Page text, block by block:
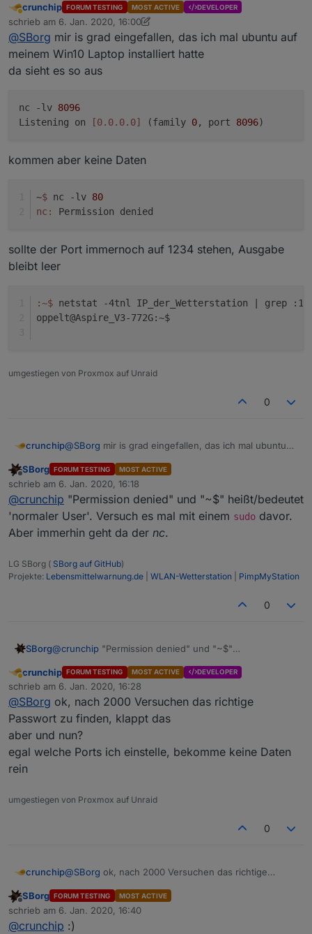
mit dazu geschrieben MotioneyeOS
Habe ich schon gelesen :)
Aber gerade da weiß man nie was alles installiert ist,
von wegen "ich habe keine Wetterstation"]), aber waren
alle deine Tests(-geräte) immer per WLAN
bei dir schon nicht mal der
Aber auch auf dein Motioneye kannst du normalerweise
noch Software installieren. Das
Abwesend
crunchip FORUM TESTING MOST ACTIVE DEVELOPER
schrieb am 6. Jan. 2020, 16:00
zuletzt editiert von crunchip1. Juni 2020, 17:09
@SBorg mir is grad eingefallen, das ich mal ubuntu auf
meinem Win10 Laptop installiert hatte
da sieht es so aus
nc -lv 8096
Listening on
[0.0.0.0] (family 0, port 8096
kommen aber keine Daten
~$ nc -lv 80
nc:
Permission denied
sollte der Port immernoch auf 1234 stehen, Ausgabe
bleibt leer
:~$ netstat -4tnl IP_der_Wetterstation
| grep
oppelt@Aspire_V3-772G:~$
umgestiegen von Proxmox auf Unraid
0
crunchip@SBorg mir is grad eingefallen, das ich mal ubuntu
da sieht es so aus
nc -lv 8096
kommen aber keine Daten
bleibt leer
:~$ netstat -4tnl IP_der_Wetterstation |
Offline
SBorg FORUM TESTING MOST ACTIVE
schrieb am 6. Jan. 2020, 16:18
zuletzt editiert von
@crunchip "Permission denied" und "~$" heißt/bedeutet
'normaler User'. Versuch es mal mit einem sudo davor.
Aber immerhin geht da der nc.
LG SBorg ( SBorg auf GitHub)
Projekte: Lebensmittelwarnung.de WLAN-Wetterstation PimpMyStation
0
SBorg@crunchip "Permission denied" und "~$"
einemsudodavor.
Aber immerhin geht da der
Abwesend
crunchip FORUM TESTING MOST ACTIVE DEVELOPER
schrieb am 6. Jan. 2020, 16:28
zuletzt editiert von
@SBorg ok, nach 2000 Versuchen das richtige
Passwort zu finden, klappt das
aber und nun?
egal welche Ports ich einstelle, bekomme keine Daten
rein
umgestiegen von Proxmox auf Unraid
0
crunchip@SBorg ok, nach 2000 Versuchen das richtige
aber und nun?
egal welche Ports ich einstelle, bekomme keine
Daten rein
Offline
SBorg FORUM TESTING MOST ACTIVE
schrieb am 6. Jan. 2020, 16:40
zuletzt editiert von
@crunchip :)